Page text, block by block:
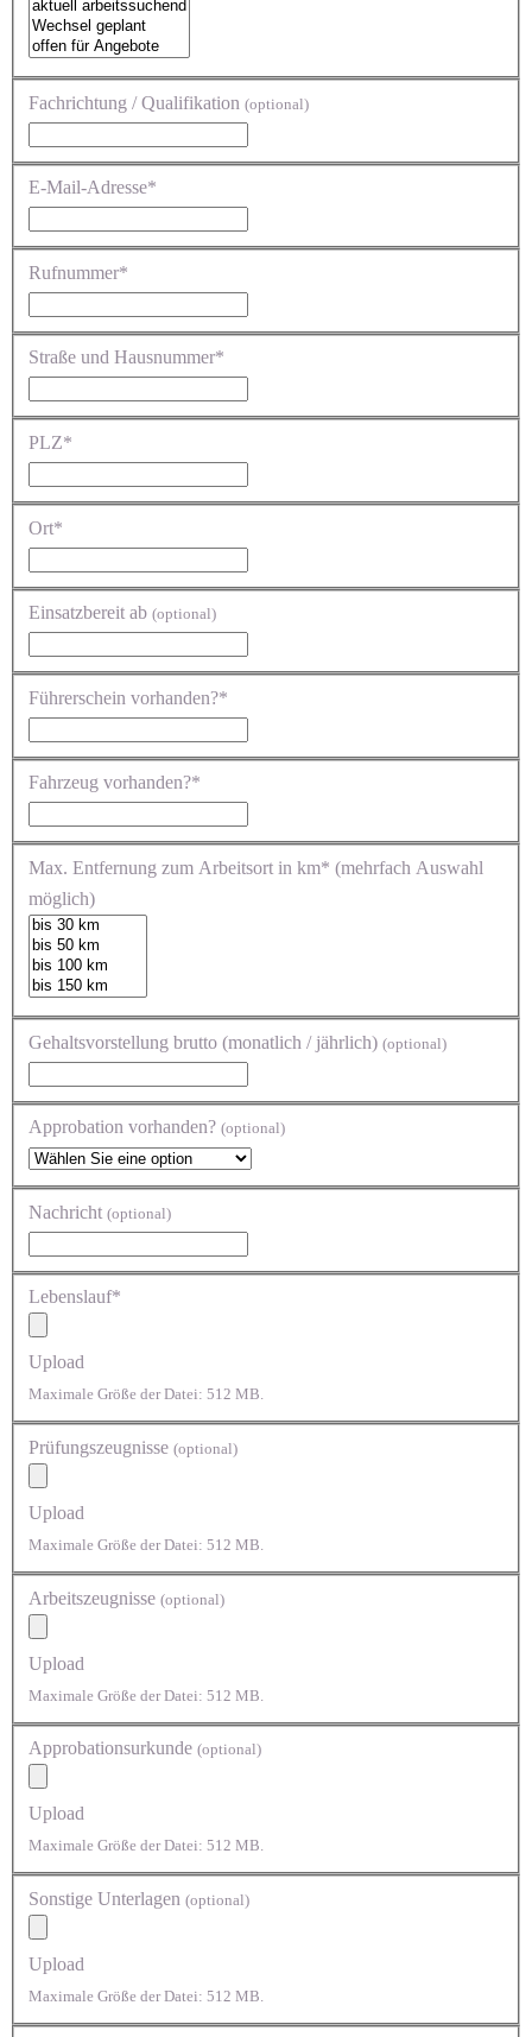
Fachrichtung / Qualifikation (optional)
E-Mail-Adresse*
Rufnummer*
Straße und Hausnummer*
PLZ*
Ort*
Einsatzbereit ab (optional)
Führerschein vorhanden?*
Fahrzeug vorhanden?*
Max. Entfernung zum Arbeitsort in km* (mehrfach Auswahl
möglich)
Gehaltsvorstellung brutto (monatlich / jährlich) (optional)
Approbation vorhanden? (optional)
Nachricht (optional)
Lebenslauf*
Upload
Maximale Größe der Datei: 512 MB.
Prüfungszeugnisse (optional)
Upload
Maximale Größe der Datei: 512 MB.
Arbeitszeugnisse (optional)
Upload
Maximale Größe der Datei: 512 MB.
Approbationsurkunde (optional)
Upload
Maximale Größe der Datei: 512 MB.
Sonstige Unterlagen (optional)
Upload
Maximale Größe der Datei: 512 MB.